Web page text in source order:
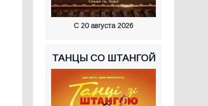
С 20 августа 2026
ТАНЦЫ СО ШТАНГОЙ